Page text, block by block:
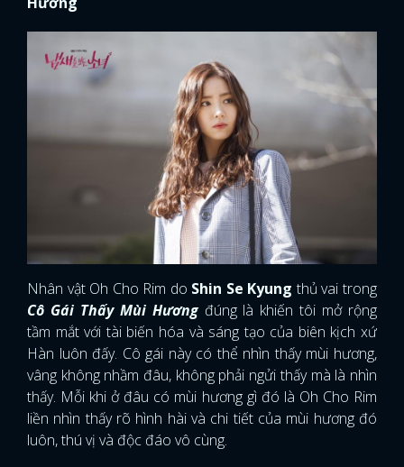
Nhân vật Oh Cho Rim do Shin Se Kyung thủ vai trong
Cô Gái Thấy Mùi Hươngđúng là khiến tôi mở rộng
tầm mắt với tài biến hóa và sáng tạo của biên kịch xứ
Hàn luôn đấy. Cô gái này có thể nhìn thấy mùi hương,
vâng không nhầm đâu, không phải ngửi thấy mà là nhìn
thấy. Mỗi khi ở đâu có mùi hương gì đó là Oh Cho Rim
liền nhìn thấy rõ hình hài và chi tiết của mùi hương đó
luôn, thú vị và độc đáo vô cùng.